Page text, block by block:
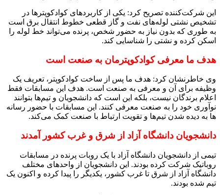
این شرکت‌کننده تصریح کرد: یکی از کاربردهای کوادکوپترها در
تشخیص نشتی لوله‌های نفت و گاز قطعی خطوط انتقال برق است
به طوری که بدون نیاز به حضور شخص،‌ پرنده می‌تواند خط لوله را
اسکن کرده و نشتی را شناسایی کند.
هدف ما معرفی کوادکوپترمان به صنعت است
وی خاطرنشان کرد: هدف ما پس از ساخت کوادکوپتر، تعریف یک
وظیفه برای آن و معرفی به صنعت است. هدف این مسابقات فقط
اعلام برندگان نیست،‌ بلکه این است که دانشجویان و تیم‌ها بتوانند
نوآوری خود را به صنعت معرفی کنند. این مسابقات با حضور رسانه
ها به دیده شدن تیم‌ها و تقویت ارتباط با صنعت کمک می‌کند.
دانشجویان دانشگاه آزاد از شرق و غرب کشور آمدند
تیمی از دانشجویان دانشگاه آزاد با یک روبات پرنده در مسابقات
روباتیک شرکت کرده بودند. این دانشجویان از واحدهای مختلف
دانشگاه آزاد از شرق تا غرب کشور، یکدیگر را پیدا کرده و اکنون یک
تیم شده بودند.